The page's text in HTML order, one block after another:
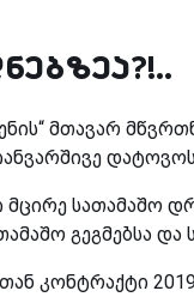
მთავარ
სათამაშო
გეგმებსა და
კონტრაქტი